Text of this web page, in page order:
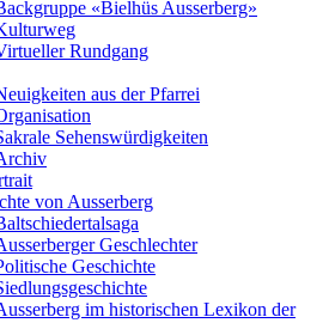
«Bielhüs Ausserberg»
Rundgang
aus der Pfarrei
Sehenswürdigkeiten
von Ausserberg
Geschlechter
Geschichte
im historischen Lexikon der